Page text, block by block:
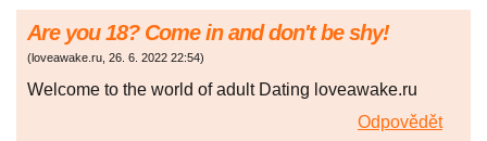
Are you 18? Come in and don't be shy!
(loveawake.ru, 26. 6. 2022 22:54)
Welcome to the world of adult Dating loveawake.ru
Odpovědět